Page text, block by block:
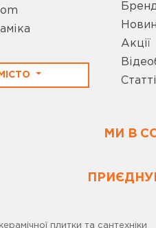
Акції
МИ В
плитки та сантехніки